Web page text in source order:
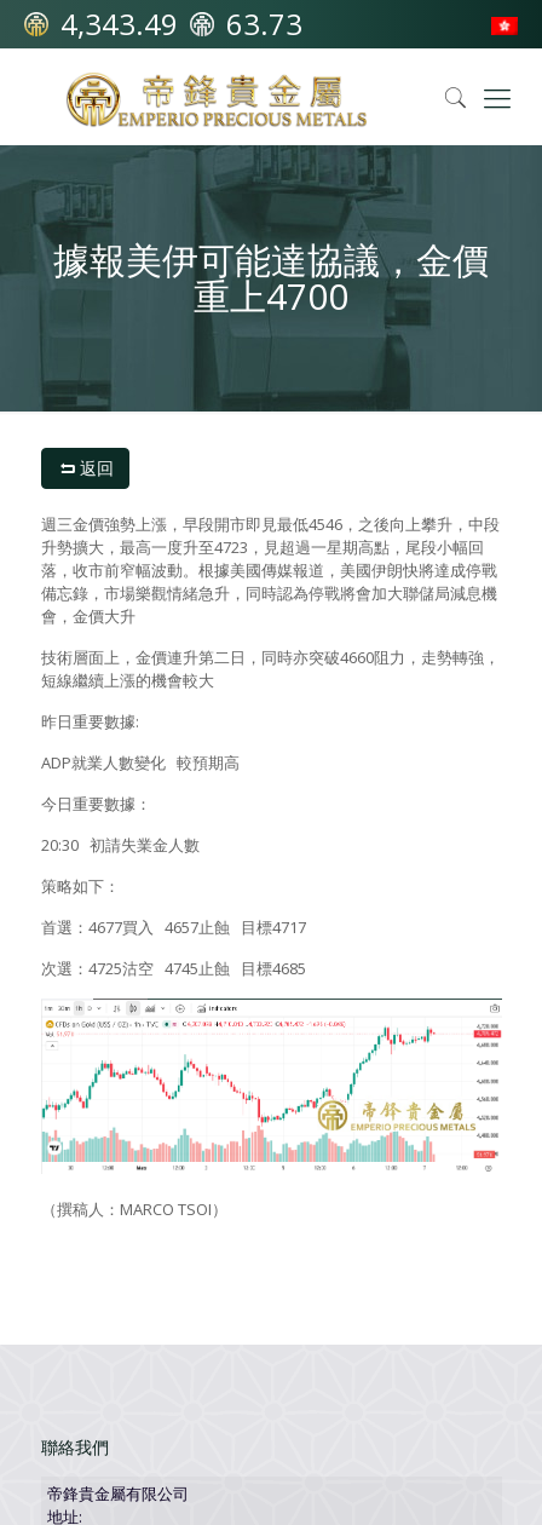
4,343.49 63.73
據報美伊可能達協議，金價
重上4700
返回
週三金價強勢上漲，早段開市即見最低4546，之後向上攀升，中段
升勢擴大，最高一度升至4723，見超過一星期高點，尾段小幅回
落，收市前窄幅波動。根據美國傳媒報道，美國伊朗快將達成停戰
備忘錄，市場樂觀情緒急升，同時認為停戰將會加大聯儲局減息機
會，金價大升
技術層面上，金價連升第二日，同時亦突破4660阻力，走勢轉強，
短線繼續上漲的機會較大
昨日重要數據:
ADP就業人數變化 較預期高
今日重要數據：
20:30 初請失業金人數
策略如下：
首選：4677買入 4657止蝕 目標4717
次選：4725沽空 4745止蝕 目標4685
（撰稿人：MARCO TSOI）
聯絡我們
帝鋒貴金屬有限公司
地址: